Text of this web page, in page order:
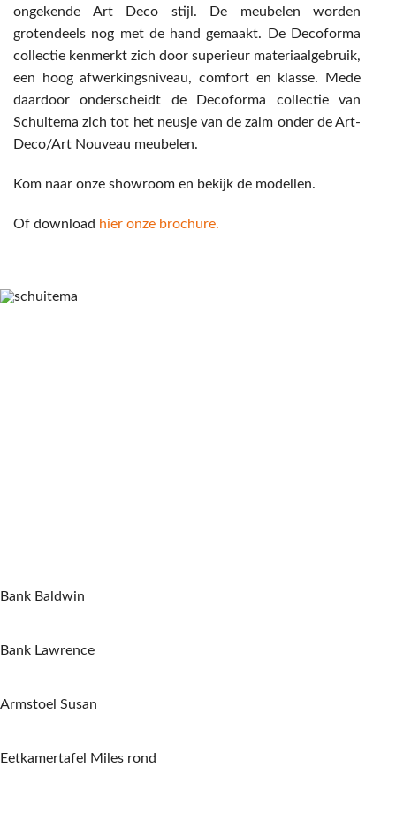
ongekende Art Deco stijl. De meubelen worden
grotendeels nog met de hand gemaakt. De Decoforma
collectie kenmerkt zich door superieur materiaalgebruik,
een hoog afwerkingsniveau, comfort en klasse. Mede
daardoor onderscheidt de Decoforma collectie van
Schuitema zich tot het neusje van de zalm onder de Art-
Deco/Art Nouveau meubelen.
Kom naar onze showroom en bekijk de modellen.
Of download hier onze brochure.
Bank Baldwin
Bank Lawrence
Armstoel Susan
Eetkamertafel Miles rond